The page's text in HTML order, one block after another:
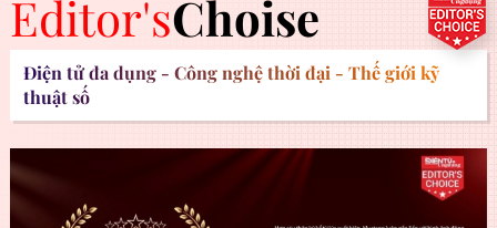
Editor'sChoise
Điện tử đa dụng - Công nghệ thời đại - Thế giới kỹ
thuật số